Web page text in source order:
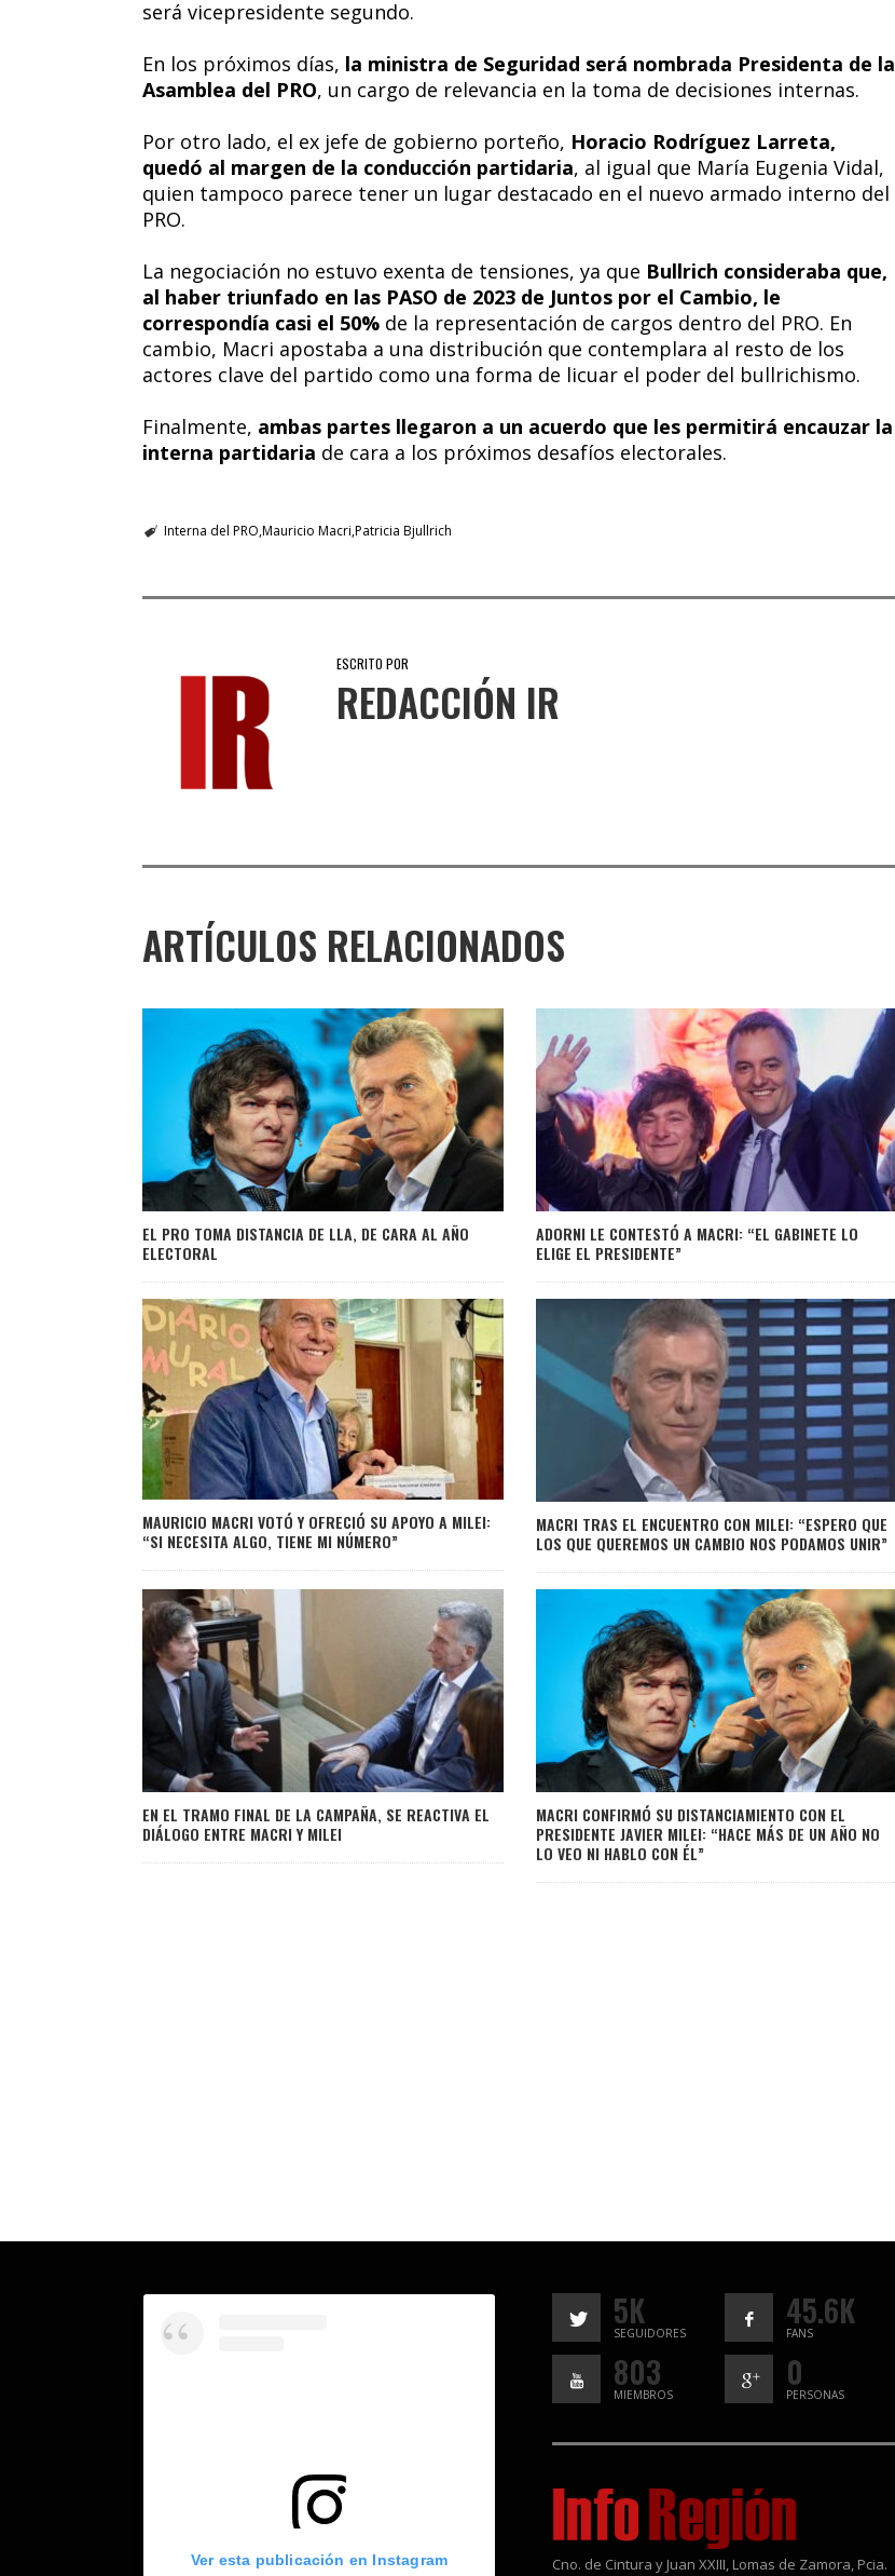
será vicepresidente segundo.
En los próximos días, la ministra de Seguridad será nombrada Presidenta de la
Asamblea del PRO, un cargo de relevancia en la toma de decisiones internas.
Por otro lado, el ex jefe de gobierno porteño, Horacio Rodríguez Larreta,
quedó al margen de la conducción partidaria, al igual que María Eugenia Vidal,
quien tampoco parece tener un lugar destacado en el nuevo armado interno del
PRO.
La negociación no estuvo exenta de tensiones, ya que Bullrich consideraba que,
al haber triunfado en las PASO de 2023 de Juntos por el Cambio, le
correspondía casi el 50% de la representación de cargos dentro del PRO. En
cambio, Macri apostaba a una distribución que contemplara al resto de los
actores clave del partido como una forma de licuar el poder del bullrichismo.
Finalmente, ambas partes llegaron a un acuerdo que les permitirá encauzar la
interna partidaria de cara a los próximos desafíos electorales.
Interna del PRO Mauricio Macri Patricia Bjullrich
ESCRITO POR
REDACCIÓN IR
ARTÍCULOS RELACIONADOS
EL PRO TOMA DISTANCIA DE LLA, DE CARA AL AÑO
ELECTORAL
ADORNI LE CONTESTÓ A MACRI: “EL GABINETE LO
ELIGE EL PRESIDENTE”
MAURICIO MACRI VOTÓ Y OFRECIÓ SU APOYO A MILEI:
“SI NECESITA ALGO, TIENE MI NÚMERO”
MACRI TRAS EL ENCUENTRO CON MILEI: “ESPERO QUE
LOS QUE QUEREMOS UN CAMBIO NOS PODAMOS UNIR”
EN EL TRAMO FINAL DE LA CAMPAÑA, SE REACTIVA EL
DIÁLOGO ENTRE MACRI Y MILEI
MACRI CONFIRMÓ SU DISTANCIAMIENTO CON EL
PRESIDENTE JAVIER MILEI: “HACE MÁS DE UN AÑO NO
LO VEO NI HABLO CON ÉL”
Ver esta publicación en Instagram
5K
SEGUIDORES
45.6K
FANS
803
MIEMBROS
0
PERSONAS
Cno. de Cintura y Juan XXIII, Lomas de Zamora, Pcia.